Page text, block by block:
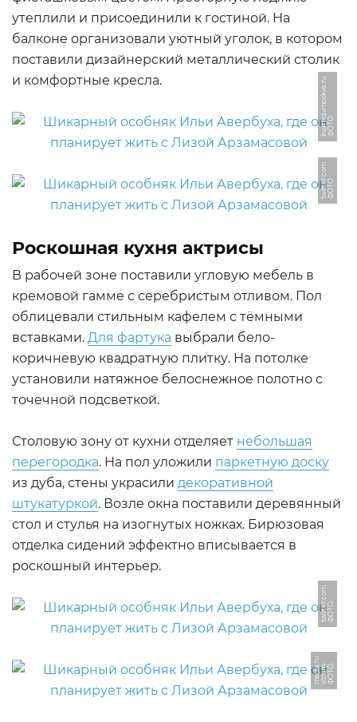
утеплили и присоединили к гостиной. На
балконе организовали уютный уголок, в котором
поставили дизайнерский металлический столик
и комфортные кресла.
Ф
О
Т
О:
k
v
a
r
ti
r
a
v
m
o
s
k
v
e.
r
u
Ф
О
Т
О:
t
wi
t
t
e
r.
c
o
m
Роскошная кухня актрисы
В рабочей зоне поставили угловую мебель в
кремовой гамме с серебристым отливом. Пол
облицевали стильным кафелем с тёмными
вставками. Для фартука выбрали бело-
коричневую квадратную плитку. На потолке
установили натяжное белоснежное полотно с
точечной подсветкой.
Столовую зону от кухни отделяет небольшая
перегородка. На пол уложили паркетную доску
из дуба, стены украсили декоративной
штукатуркой. Возле окна поставили деревянный
стол и стулья на изогнутых ножках. Бирюзовая
отделка сидений эффектно вписывается в
роскошный интерьер.
Ф
О
Т
О:
t
wi
t
t
e
r.
c
o
m
Ф
О
Т
О:
vi
t
r
u
m
-
m
e
di
a.
r
u